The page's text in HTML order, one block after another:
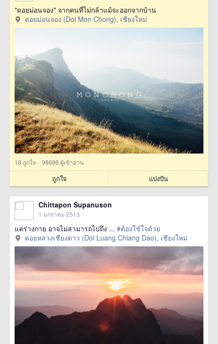
"ดอยม่อนจอง" จากคนที่ไม่กล้าแม้จะออกจากบ้าน
ดอยม่อนจอง (Doi Mon Chong), เชียงใหม่
18 ถูกใจ · 98696 ผู้เข้าอ่าน
ถูกใจ แบ่งปัน
Chittapon Supanuson
1 มกราคม 2513
แค่ร่างกาย อาจไม่สามารถไปถึง ... #ต้องใช้ใจด้วย
ดอยหลวงเชียงดาว (Doi Luang Chiang Dao), เชียงใหม่